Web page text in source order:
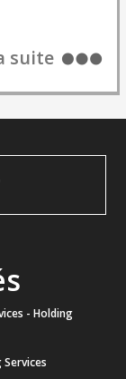
suite
- Holding